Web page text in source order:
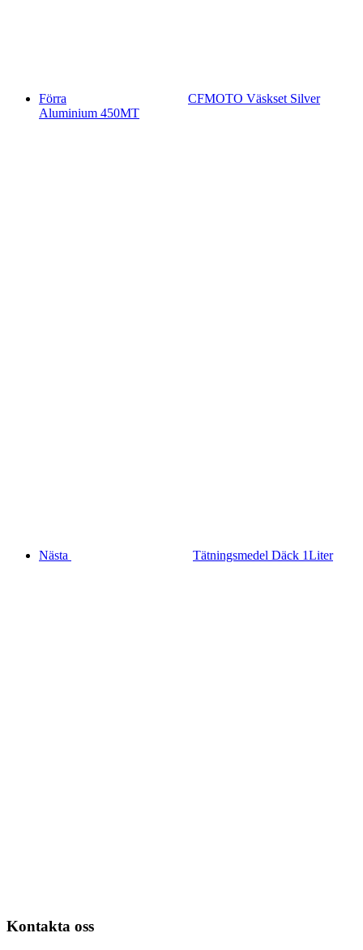
Förra
CFMOTO Väskset Silver
Aluminium 450MT
Nästa Tätningsmedel Däck 1Liter
Kontakta oss